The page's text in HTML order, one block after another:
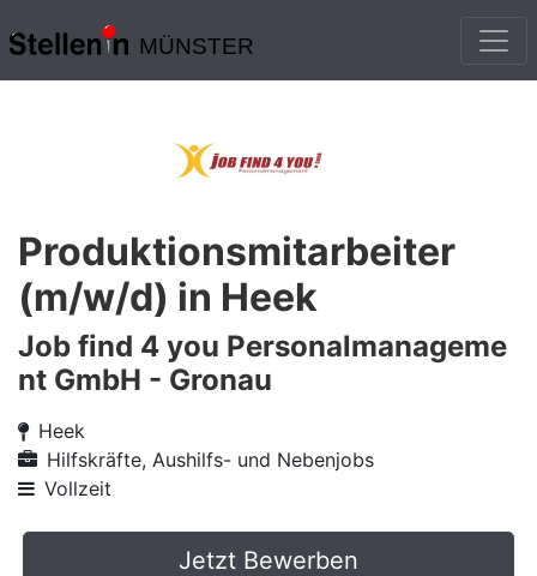
MÜNSTER
Produktionsmitarbeiter
(m/w/d) in Heek
Job find 4 you Personalmanageme
nt GmbH - Gronau
Heek
Hilfskräfte, Aushilfs- und Nebenjobs
Vollzeit
Jetzt Bewerben